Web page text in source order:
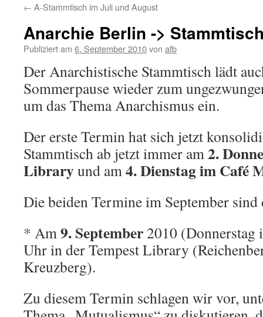
springen
← A-Stammtisch im Juli und August
Anarchie Berlin ->
Publiziert am 6. September 2010von afb
Der Anarchistische Stammtisch lädt
Sommerpause wieder zum
um das Thema Anarchismus ein.
Der erste Termin hat sich jetzt
Stammtisch ab jetzt immer am2.
Libraryund am4. Dienstag im Café
Die beiden Termine im September
* Am9. September 2010 (Donnerstag
Uhr in der Tempest Library
Kreuzberg).
Zu diesem Termin schlagen wir vor,